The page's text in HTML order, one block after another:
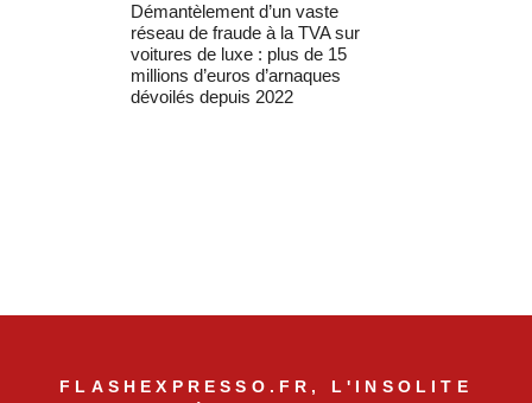
Démantèlement d’un vaste
réseau de fraude à la TVA sur
voitures de luxe : plus de 15
millions d’euros d’arnaques
dévoilés depuis 2022
FLASHEXPRESSO.FR, L'INSOLITE